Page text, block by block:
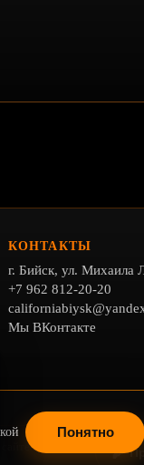
🍕
Понятно
КОНТАКТЫ
г. Бийск, ул. Михаила
+7 962 812-20-20
Мы ВКонтакте
носит